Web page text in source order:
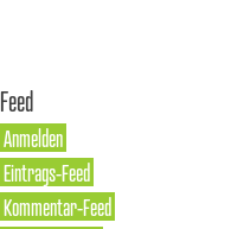
Feed
Anmelden
Eintrags-Feed
Kommentar-Feed